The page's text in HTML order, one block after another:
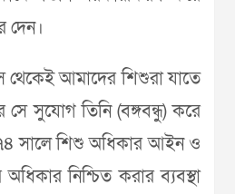
দেন।
থেকেই আমাদের শিশুরা যাতে
সুযোগ তিনি (বঙ্গবন্ধু) করে
সালে শিশু অধিকার আইন ও
নিশ্চিত করার ব্যবস্থা